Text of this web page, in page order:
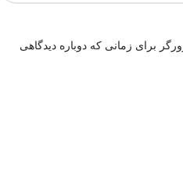
برای زمانی که دوباره دیدگاهی